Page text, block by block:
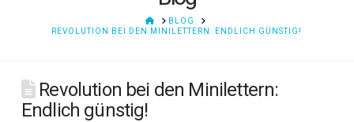
HOMEBLOG
REVOLUTION BEI DEN MINILETTERN: ENDLICH GÜNSTIG!
Revolution bei den Minilettern:
Endlich günstig!